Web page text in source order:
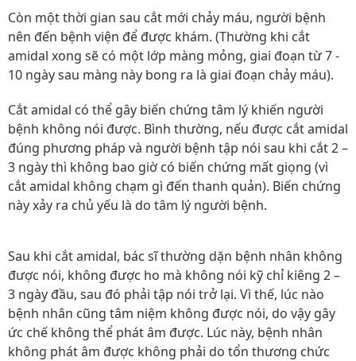
Còn một thời gian sau cắt mới chảy máu, người bệnh
nên đến bệnh viện để được khám. (Thường khi cắt
amidal xong sẽ có một lớp màng mỏng, giai đoạn từ 7 -
10 ngày sau màng này bong ra là giai đoạn chảy máu).
Cắt amidal có thể gây biến chứng tâm lý khiến người
bệnh không nói được. Bình thường, nếu được cắt amidal
đúng phương pháp và người bệnh tập nói sau khi cắt 2 –
3 ngày thì không bao giờ có biến chứng mất giọng (vì
cắt amidal không chạm gì đến thanh quản). Biến chứng
này xảy ra chủ yếu là do tâm lý người bệnh.
Sau khi cắt amidal, bác sĩ thường dặn bệnh nhân không
được nói, không được ho mà không nói kỹ chỉ kiêng 2 –
3 ngày đầu, sau đó phải tập nói trở lại. Vì thế, lúc nào
bệnh nhân cũng tâm niệm không được nói, do vậy gây
ức chế không thể phát âm được. Lúc này, bệnh nhân
không phát âm được không phải do tổn thương chức